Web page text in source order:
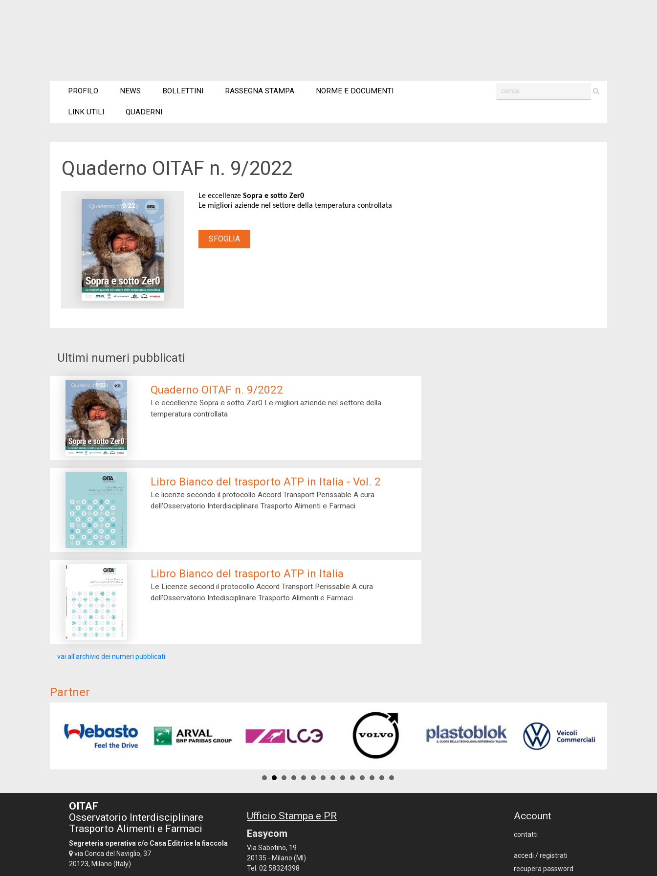
PROFILO NEWS BOLLETTINI RASSEGNA STAMPA NORME E DOCUMENTI
LINK UTILI QUADERNI
Quaderno OITAF n. 9/2022
Le eccellenze Sopra e sotto Zer0
Le migliori aziende nel settore della temperatura controllata
SFOGLIA
Ultimi numeri pubblicati
Quaderno OITAF n. 9/2022
Le eccellenze Sopra e sotto Zer0 Le migliori aziende nel settore della temperatura controllata
Libro Bianco del trasporto ATP in Italia - Vol. 2
Le licenze secondo il protocollo Accord Transport Perissable A cura dell'Osservatorio Interdisciplinare Trasporto Alimenti e Farmaci
Libro Bianco del trasporto ATP in Italia
Le Licenze second il protocollo Accord Transport Perissable A cura dell'Osservatorio Intedisciplinare Trasporto Alimenti e Farmaci
vai all'archivio dei numeri pubblicati
Partner
OITAF
Osservatorio Interdisciplinare
Trasporto Alimenti e Farmaci
Segreteria operativa c/o Casa Editrice la fiaccola
via Conca del Naviglio, 37
20123, Milano (Italy)
Ufficio Stampa e PR
Easycom
Via Sabotino, 19
20135 - Milano (MI)
Tel. 02 58324398
Account
contatti
accedi /registrati
recupera password